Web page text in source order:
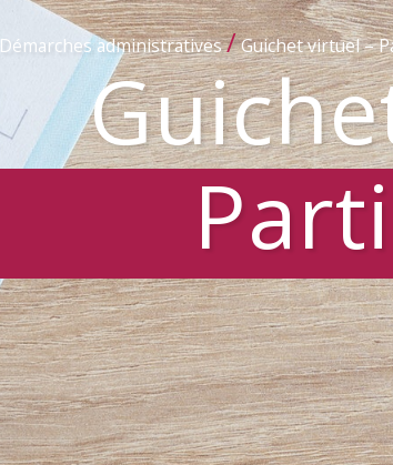
Démarches administratives/Guichet virtuel –